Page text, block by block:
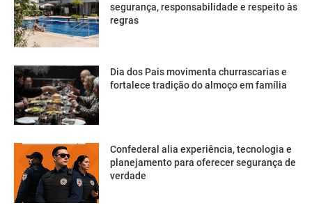
segurança, responsabilidade e respeito às
regras
Dia dos Pais movimenta churrascarias e
fortalece tradição do almoço em família
Confederal alia experiência, tecnologia e
planejamento para oferecer segurança de
verdade